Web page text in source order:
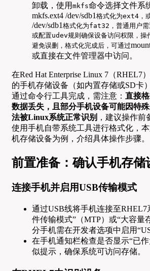
卸载，使用 mkfs命令选择文件系
mkfs.ext4 /dev/sdb1格式化为ext4，
/dev/sdb1格式化为fat32，普通用户需
或配置udev规则确保设备访问权限，操
避免误删，格式化完成后，可通过
或直接在文件管理器中访问。
在Red Hat Enterprise Linux 7（RHEL7
的手机存储设备（如内置存储或SD卡
通过命令行工具完成，需注意： 直接
数据丢失，且部分手机设备可能因特
法被Linux系统正常识别 ，建议操作
使用手机自带系统工具进行格式化，
机存储设备为例，介绍具体操作步骤。
前置准备：确认手机存储
连接手机并启用USB传输模式
通过USB线将手机连接至RHEL7
件传输模式”（MTP）或“大容量
分手机需在开发者选项中启用
在手机通知栏检查是否显示“已
似提示，确保系统可访问存储。